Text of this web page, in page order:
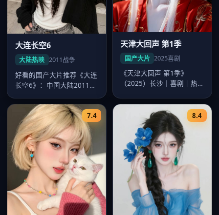
大连长空6
大陆热映 2011战争
好看的国产大片推荐《大连
长空6》：中国大陆2011年
沁领…
天津大回声 第1季
国产大片 2025喜剧
《天津大回声 第1季》
（2025）长沙｜喜剧｜热
腾、易烊…
7.4 8.4